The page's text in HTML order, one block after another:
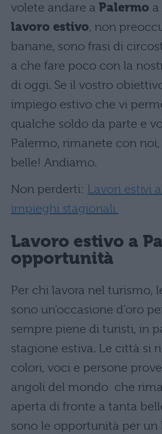
volete andare a Palermo
lavoro estivo, non
banane, sono frasi di
a che fare poco con la
di oggi. Se il vostro
impiego estivo che vi
qualche soldo da parte e
Palermo, rimanete con
belle! Andiamo.
Non perderti: Lavori estivi
impieghi stagionali
Lavoro estivo a
opportunità
Per chi lavora nel turismo,
sono un’occasione d’oro
sempre piene di turisti, in
stagione estiva. Le città si
colori, voci e persone
angoli del mondo che
aperta di fronte a tanta
sono le opportunità per un